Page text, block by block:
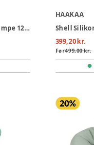
Shell Silikone Brystpumpe 120ml
HAAKAA
399,20 kr.
Før499,00 kr.